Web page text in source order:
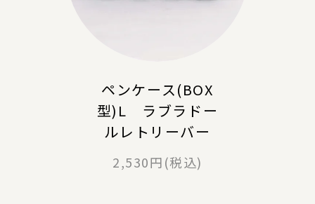
ペンケース(BOX
型)L ラブラドー
ルレトリーバー
2,530円(税込)